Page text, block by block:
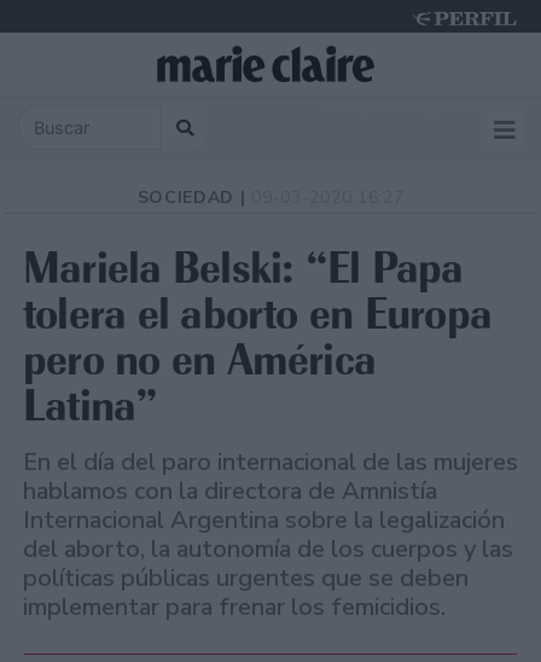
SOCIEDAD |
Mariela Belski: “El Papa
tolera el aborto en Europa
pero no en América
Latina”
En el día del paro internacional de las mujeres
hablamos con la directora de Amnistía
Internacional Argentina sobre la legalización
del aborto, la autonomía de los cuerpos y las
políticas públicas urgentes que se deben
implementar para frenar los femicidios.